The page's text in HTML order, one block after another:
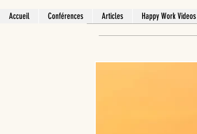
Accueil Conférences Articles Happy Work Videos